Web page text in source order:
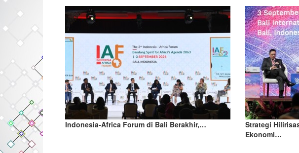
Indonesia-Africa Forum di Bali Berakhir,…
Strategi
Ekonomi…